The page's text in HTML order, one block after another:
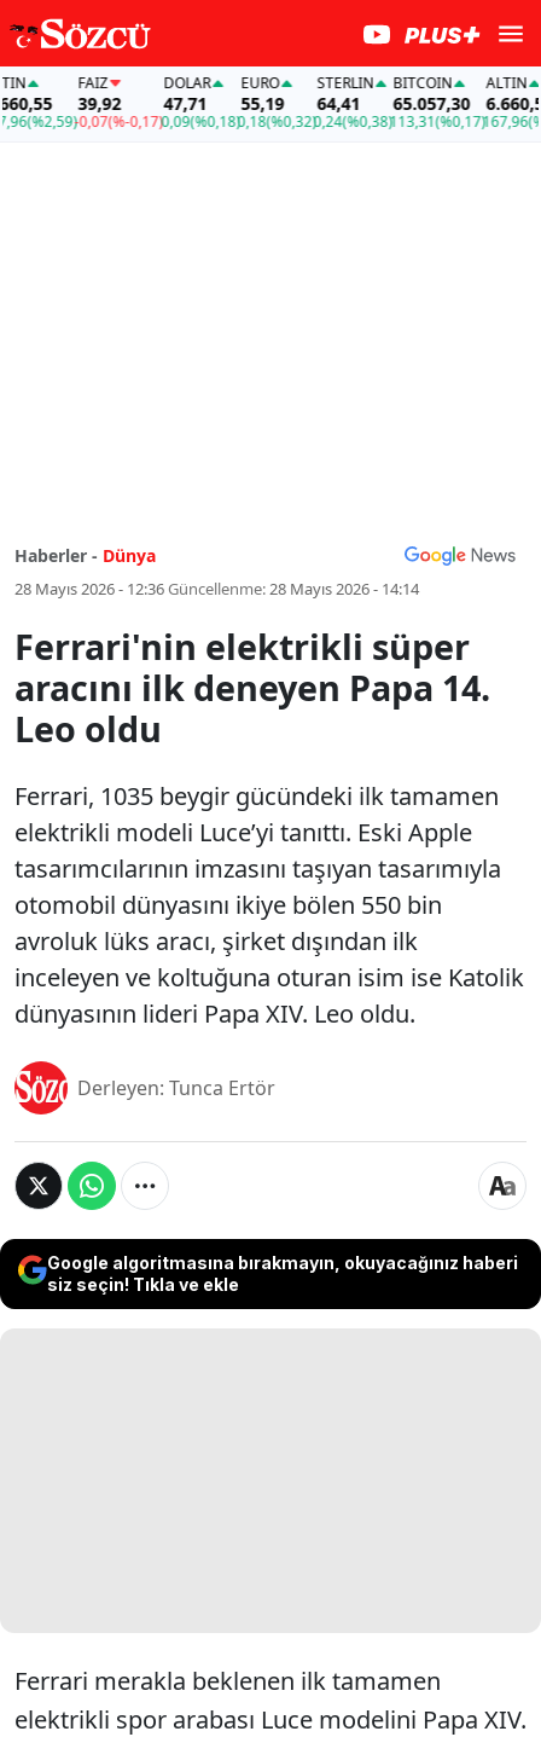
(%2,59)
FAİZ
39,92
-0,07(%-0,17)
DOLAR
47,71
0,09(%0,18)
EURO
55,19
0,18(%0,32)
STERLIN
64,41
0,24(%0,38)
BITCOIN
65.057,30
113,31(%0,17)
ALTIN
6.660,55
167,96
Haberler - Dünya
28 Mayıs 2026 - 12:36Güncellenme:28 Mayıs 2026 - 14:14
Ferrari'nin elektrikli süper
aracını ilk deneyen Papa 14.
Leo oldu
Ferrari, 1035 beygir gücündeki ilk tamamen
elektrikli modeli Luce’yi tanıttı. Eski Apple
tasarımcılarının imzasını taşıyan tasarımıyla
otomobil dünyasını ikiye bölen 550 bin
avroluk lüks aracı, şirket dışından ilk
inceleyen ve koltuğuna oturan isim ise Katolik
dünyasının lideri Papa XIV. Leo oldu.
Derleyen: Tunca Ertör
Google algoritmasına bırakmayın, okuyacağınız haberi
siz seçin! Tıkla ve ekle
Ferrari merakla beklenen ilk tamamen
elektrikli spor arabası Luce modelini Papa XIV.